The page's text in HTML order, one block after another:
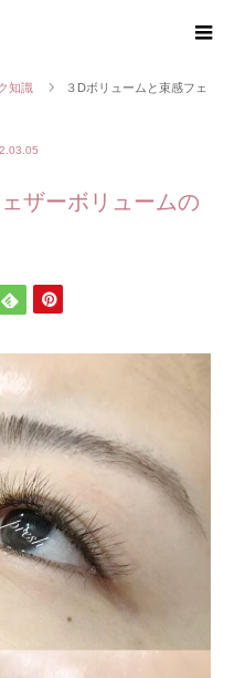
知識
３Dボリュームと束感フェ
ザーボリュームの